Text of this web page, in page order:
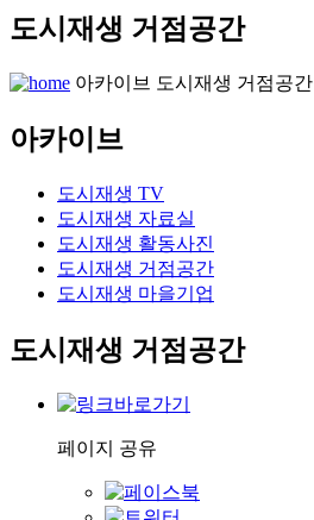
도시재생 거점공간
아카이브 도시재생 거점공간
아카이브
도시재생 TV
도시재생 자료실
도시재생 활동사진
도시재생 거점공간
도시재생 마을기업
도시재생 거점공간
페이지 공유